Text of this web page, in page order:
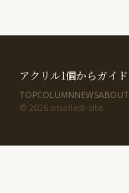
アクリル1個からガイド
TOPCOLUMNNEWSABOUT
© 2026 smallest-site.